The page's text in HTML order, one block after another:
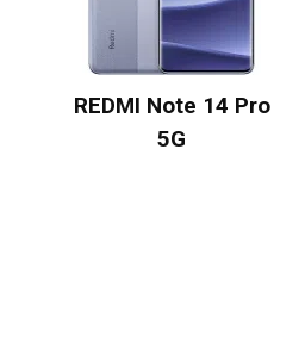
REDMI Note 14 Pro
5G